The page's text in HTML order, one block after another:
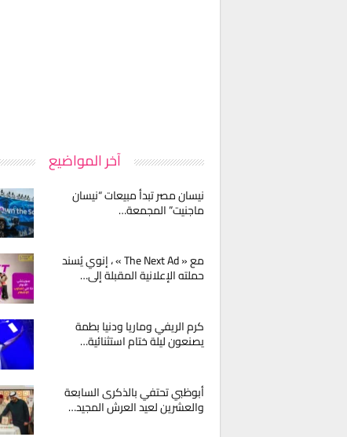
آخر المواضيع
نيسان مصر تبدأ مبيعات “نيسان
ماجنيت” المجمعة…
مع « The Next Ad » ، إنوي يُسند
حملته الإعلانية المقبلة إلى…
كرم الريفي وماريا ودنيا بطمة
يصنعون ليلة ختام استثنائية…
أبوظبي تحتفي بالذكرى السابعة
والعشرين لعيد العرش المجيد…